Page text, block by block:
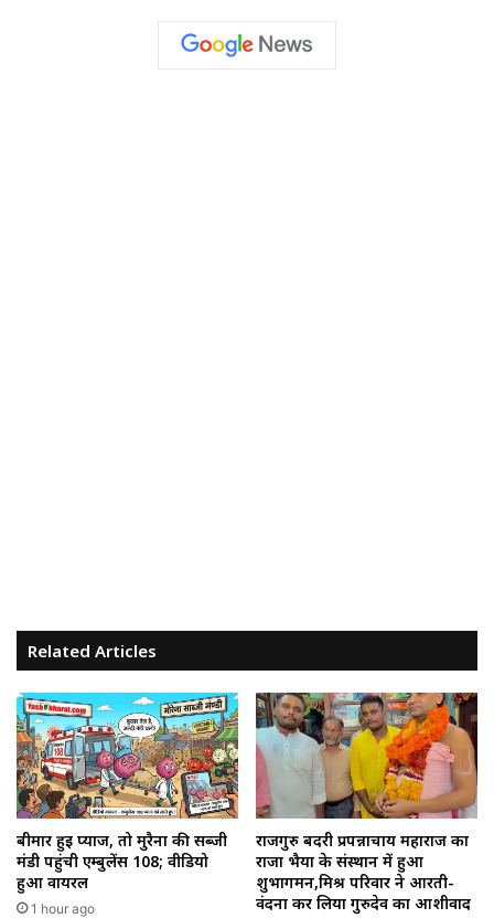
Related Articles
बीमार हुई प्याज, तो मुरैना की सब्जी
मंडी पहुंची एम्बुलेंस 108; वीडियो
हुआ वायरल
1 hour ago
राजगुरु बदरी प्रपन्नाचार्य महाराज का
राजा भैया के संस्थान में हुआ
शुभागमन,मिश्र परिवार ने आरती-
वंदना कर लिया गुरुदेव का आशीर्वाद